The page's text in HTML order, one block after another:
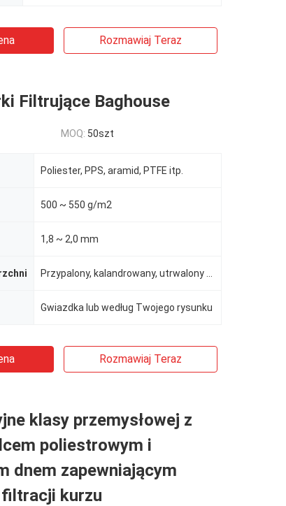
Rozmawiaj Teraz
Filtrujące Baghouse
MOQ: 50szt
Poliester, PPS, aramid, PTFE itp.
500 ~ 550 g/m2
1,8 ~ 2,0 mm
Gwiazdka lub według Twojego rysunku
Rozmawiaj Teraz
klasy przemysłowej z
poliestrowym i
dnem zapewniającym
kurzu